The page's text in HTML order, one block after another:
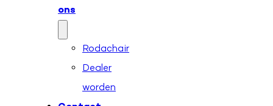
ons
Rodachair
Dealer
worden